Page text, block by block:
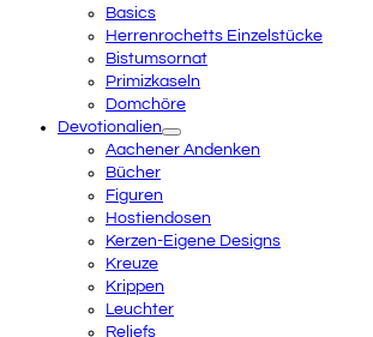
Basics
Herrenrochetts Einzelstücke
Bistumsornat
Primizkaseln
Domchöre
Devotionalien
Aachener Andenken
Bücher
Figuren
Hostiendosen
Kerzen-Eigene Designs
Kreuze
Krippen
Leuchter
Reliefs